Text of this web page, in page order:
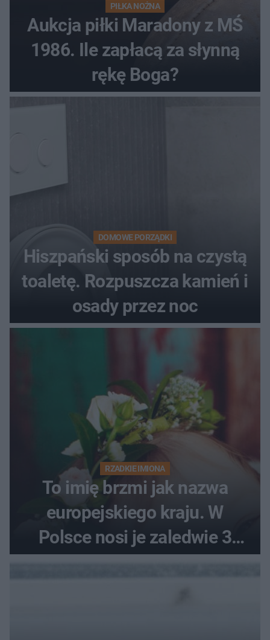
PIŁKA NOŻNA
Aukcja piłki Maradony z MŚ
1986. Ile zapłacą za słynną
rękę Boga?
DOMOWE PORZĄDKI
Hiszpański sposób na czystą
toaletę. Rozpuszcza kamień i
osady przez noc
RZADKIE IMIONA
To imię brzmi jak nazwa
europejskiego kraju. W
Polsce nosi je zaledwie 3
kobiety